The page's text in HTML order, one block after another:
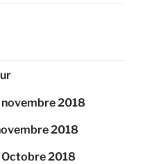
novembre 2018
2018
Octobre 2018